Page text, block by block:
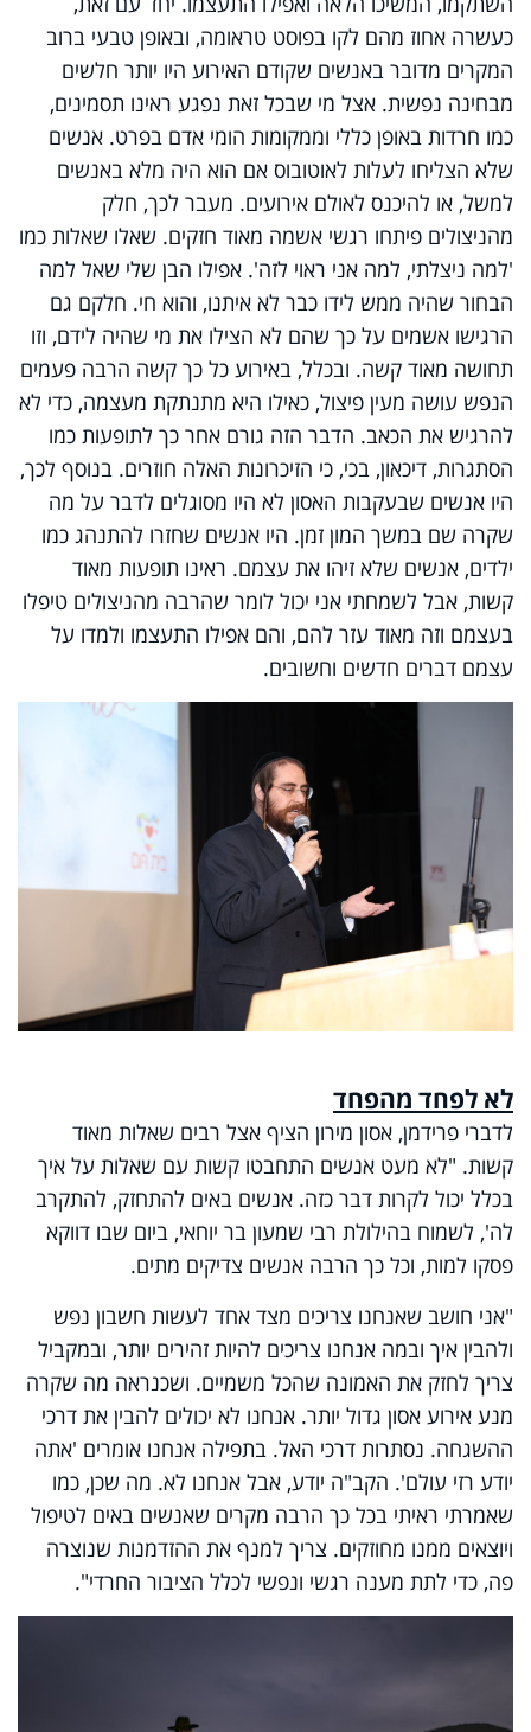
כעשרה אחוז מהם לקו בפוסט טראומה, ובאופן טבעי ברוב
המקרים מדובר באנשים שקודם האירוע היו יותר חלשים
מבחינה נפשית. אצל מי שבכל זאת נפגע ראינו תסמינים,
כמו חרדות באופן כללי וממקומות הומי אדם בפרט. אנשים
שלא הצליחו לעלות לאוטובוס אם הוא היה מלא באנשים
למשל, או להיכנס לאולם אירועים. מעבר לכך, חלק
מהניצולים פיתחו רגשי אשמה מאוד חזקים. שאלו שאלות כמו
'למה ניצלתי, למה אני ראוי לזה'. אפילו הבן שלי שאל למה
הבחור שהיה ממש לידו כבר לא איתנו, והוא חי. חלקם גם
הרגישו אשמים על כך שהם לא הצילו את מי שהיה לידם, וזו
תחושה מאוד קשה. ובכלל, באירוע כל כך קשה הרבה פעמים
הנפש עושה מעין פיצול, כאילו היא מתנתקת מעצמה, כדי לא
להרגיש את הכאב. הדבר הזה גורם אחר כך לתופעות כמו
הסתגרות, דיכאון, בכי, כי הזיכרונות האלה חוזרים. בנוסף לכך,
היו אנשים שבעקבות האסון לא היו מסוגלים לדבר על מה
שקרה שם במשך המון זמן. היו אנשים שחזרו להתנהג כמו
ילדים, אנשים שלא זיהו את עצמם. ראינו תופעות מאוד
קשות, אבל לשמחתי אני יכול לומר שהרבה מהניצולים טיפלו
בעצמם וזה מאוד עזר להם, והם אפילו התעצמו ולמדו על
עצמם דברים חדשים וחשובים.
לא לפחד מהפחד
לדברי פרידמן, אסון מירון הציף אצל רבים שאלות מאוד
קשות. "לא מעט אנשים התחבטו קשות עם שאלות על איך
בכלל יכול לקרות דבר כזה. אנשים באים להתחזק, להתקרב
לה', לשמוח בהילולת רבי שמעון בר יוחאי, ביום שבו דווקא
פסקו למות, וכל כך הרבה אנשים צדיקים מתים.
"אני חושב שאנחנו צריכים מצד אחד לעשות חשבון נפש
ולהבין איך ובמה אנחנו צריכים להיות זהירים יותר, ובמקביל
צריך לחזק את האמונה שהכל משמיים. ושכנראה מה שקרה
מנע אירוע אסון גדול יותר. אנחנו לא יכולים להבין את דרכי
ההשגחה. נסתרות דרכי האל. בתפילה אנחנו אומרים 'אתה
יודע רזי עולם'. הקב"ה יודע, אבל אנחנו לא. מה שכן, כמו
שאמרתי ראיתי בכל כך הרבה מקרים שאנשים באים לטיפול
ויוצאים ממנו מחוזקים. צריך למנף את ההזדמנות שנוצרה
פה, כדי לתת מענה רגשי ונפשי לכלל הציבור החרדי".